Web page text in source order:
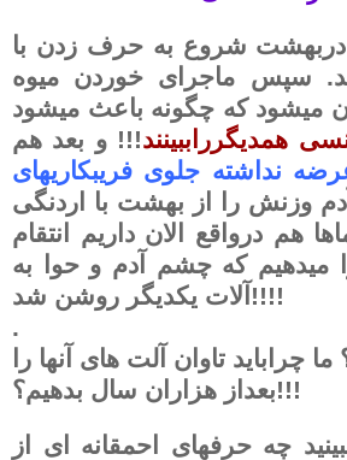
شروع به حرف زدن با
سپس ماجرای خوردن میوه
میشود که چگونه باعث میشود
همدیگرراببینند!!! و بعد هم
نداشته جلوی فریبکاریهای
وزنش را از بهشت با اردنگی
هم درواقع الان داریم انتقام
میدهیم که چشم آدم و حوا به
آلات یکدیگر روشن شد!!!!
.
چراباید تاوان آلت های آنها را
بعداز هزاران سال بدهیم؟!!!
چه حرفهای احمقانه ای از